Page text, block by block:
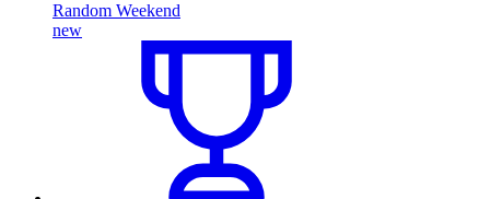
Random Weekend
new